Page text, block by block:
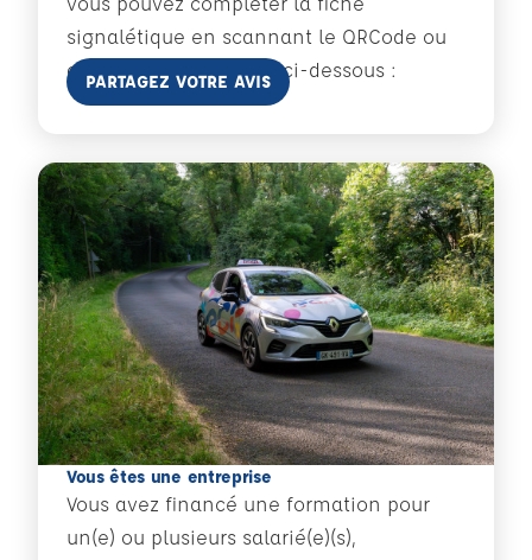
signalétique en scannant le QRCode ou
cliquant sur le bouton ci-dessous :
En savoir plus
PARTAGEZ VOTRE AVIS
Vous êtes une entreprise
Vous avez financé une formation pour
un(e) ou plusieurs salarié(e)(s),